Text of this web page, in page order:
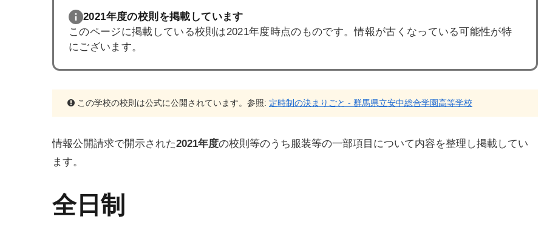
2021年度の校則を掲載しています
このページに掲載している校則は2021年度時点のものです。情報が古くなっている可能性が特
にございます。
この学校の校則は公式に公開されています。参照: 定時制の決まりごと - 群馬県立安中総合学園高等学校
情報公開請求で開示された2021年度の校則等のうち服装等の一部項目について内容を整理し掲載してい
ます。
全日制